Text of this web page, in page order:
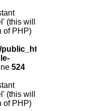
(this will
of PHP)
wp-
524
(this will
of PHP)